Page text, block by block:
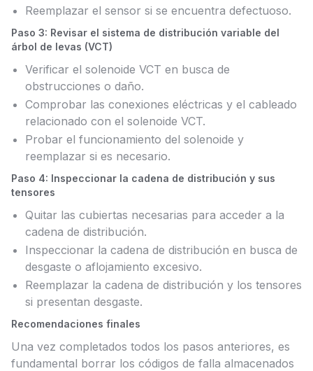
Reemplazar el sensor si se encuentra defectuoso.
Paso 3: Revisar el sistema de distribución variable del
árbol de levas (VCT)
Verificar el solenoide VCT en busca de
obstrucciones o daño.
Comprobar las conexiones eléctricas y el cableado
relacionado con el solenoide VCT.
Probar el funcionamiento del solenoide y
reemplazar si es necesario.
Paso 4: Inspeccionar la cadena de distribución y sus
tensores
Quitar las cubiertas necesarias para acceder a la
cadena de distribución.
Inspeccionar la cadena de distribución en busca de
desgaste o aflojamiento excesivo.
Reemplazar la cadena de distribución y los tensores
si presentan desgaste.
Recomendaciones finales
Una vez completados todos los pasos anteriores, es
fundamental borrar los códigos de falla almacenados